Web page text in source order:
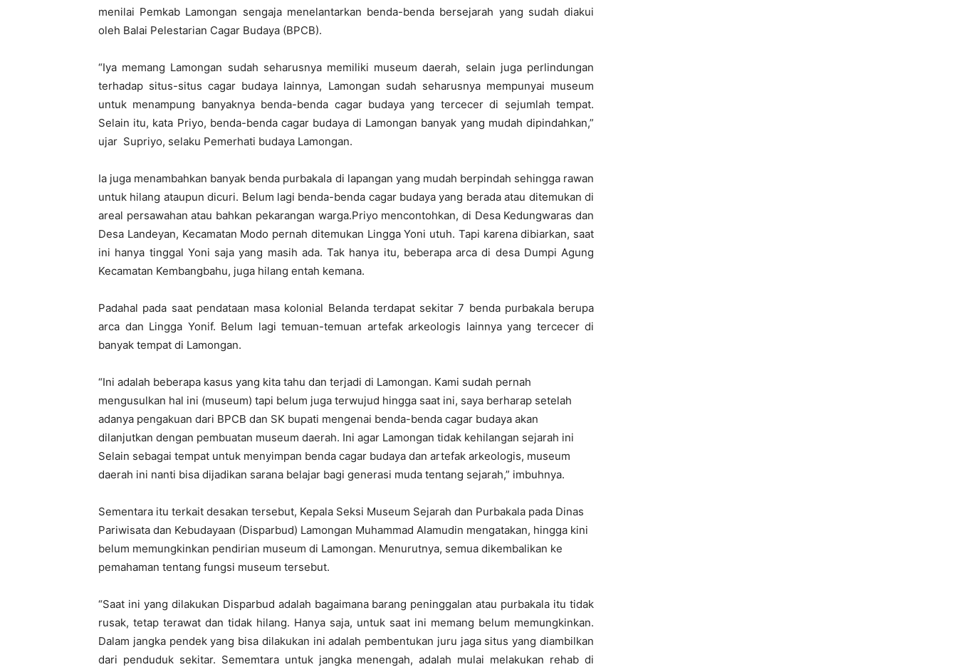
menilai Pemkab Lamongan sengaja menelantarkan benda-benda bersejarah yang sudah diakui
oleh Balai Pelestarian Cagar Budaya (BPCB).
“Iya memang Lamongan sudah seharusnya memiliki museum daerah, selain juga perlindungan
terhadap situs-situs cagar budaya lainnya, Lamongan sudah seharusnya mempunyai museum
untuk menampung banyaknya benda-benda cagar budaya yang tercecer di sejumlah tempat.
Selain itu, kata Priyo, benda-benda cagar budaya di Lamongan banyak yang mudah dipindahkan,”
ujar Supriyo, selaku Pemerhati budaya Lamongan.
Ia juga menambahkan banyak benda purbakala di lapangan yang mudah berpindah sehingga rawan
untuk hilang ataupun dicuri. Belum lagi benda-benda cagar budaya yang berada atau ditemukan di
areal persawahan atau bahkan pekarangan warga.Priyo mencontohkan, di Desa Kedungwaras dan
Desa Landeyan, Kecamatan Modo pernah ditemukan Lingga Yoni utuh. Tapi karena dibiarkan, saat
ini hanya tinggal Yoni saja yang masih ada. Tak hanya itu, beberapa arca di desa Dumpi Agung
Kecamatan Kembangbahu, juga hilang entah kemana.
Padahal pada saat pendataan masa kolonial Belanda terdapat sekitar 7 benda purbakala berupa
arca dan Lingga Yonif. Belum lagi temuan-temuan artefak arkeologis lainnya yang tercecer di
banyak tempat di Lamongan.
“Ini adalah beberapa kasus yang kita tahu dan terjadi di Lamongan. Kami sudah pernah
mengusulkan hal ini (museum) tapi belum juga terwujud hingga saat ini, saya berharap setelah
adanya pengakuan dari BPCB dan SK bupati mengenai benda-benda cagar budaya akan
dilanjutkan dengan pembuatan museum daerah. Ini agar Lamongan tidak kehilangan sejarah ini
Selain sebagai tempat untuk menyimpan benda cagar budaya dan artefak arkeologis, museum
daerah ini nanti bisa dijadikan sarana belajar bagi generasi muda tentang sejarah,” imbuhnya.
Sementara itu terkait desakan tersebut, Kepala Seksi Museum Sejarah dan Purbakala pada Dinas
Pariwisata dan Kebudayaan (Disparbud) Lamongan Muhammad Alamudin mengatakan, hingga kini
belum memungkinkan pendirian museum di Lamongan. Menurutnya, semua dikembalikan ke
pemahaman tentang fungsi museum tersebut.
“Saat ini yang dilakukan Disparbud adalah bagaimana barang peninggalan atau purbakala itu tidak
rusak, tetap terawat dan tidak hilang. Hanya saja, untuk saat ini memang belum memungkinkan.
Dalam jangka pendek yang bisa dilakukan ini adalah pembentukan juru jaga situs yang diambilkan
dari penduduk sekitar. Sememtara untuk jangka menengah, adalah mulai melakukan rehab di